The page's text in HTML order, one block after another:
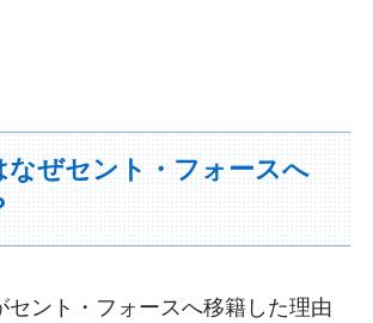
なぜセント・フォースへ
セント・フォースへ移籍した理由